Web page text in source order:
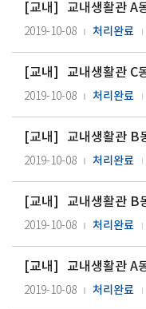
[교내 ] 교내생활관 A
2019-10-08 처리완료
[교내 ] 교내생활관 C
2019-10-08 처리완료
[교내 ] 교내생활관 B
2019-10-08 처리완료
[교내 ] 교내생활관 B
2019-10-08 처리완료
[교내 ] 교내생활관 A
2019-10-08 처리완료